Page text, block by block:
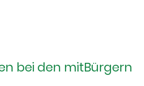
bei den mitBürgern